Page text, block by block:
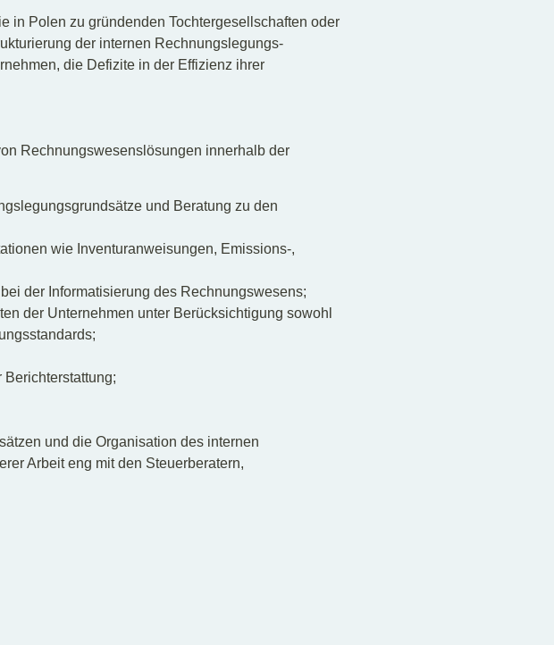
in Polen zu gründenden Tochtergesellschaften oder
der internen Rechnungslegungs-
die Defizite in der Effizienz ihrer
Rechnungswesenslösungen innerhalb der
und Beratung zu den
wie Inventuranweisungen, Emissions-,
der Informatisierung des Rechnungswesens;
der Unternehmen unter Berücksichtigung sowohl
und die Organisation des internen
Arbeit eng mit den Steuerberatern,